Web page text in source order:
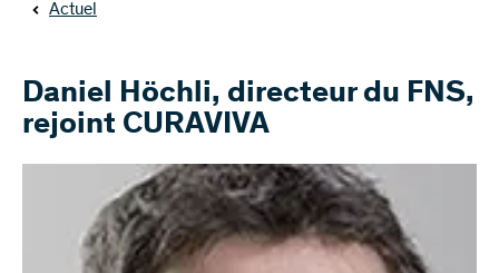
Actuel
Daniel Höchli, directeur du FNS,
rejoint CURAVIVA